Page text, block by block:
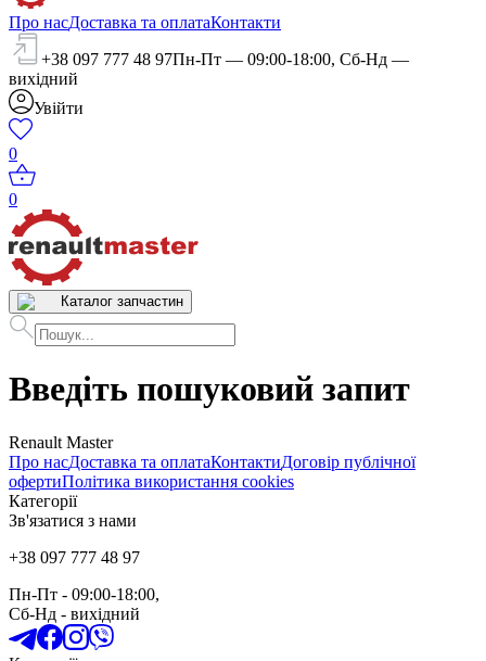
Про насДоставка та оплатаКонтакти
+38 097 777 48 97Пн-Пт — 09:00-18:00, Сб-Нд —
вихідний
Увійти
0
0
Каталог запчастин
Введіть пошуковий запит
Renault Master
Про насДоставка та оплатаКонтактиДоговір публічної
офертиПолітика використання cookies
Категорії
Зв'язатися з нами
+38 097 777 48 97
Пн-Пт - 09:00-18:00,
Сб-Нд - вихідний